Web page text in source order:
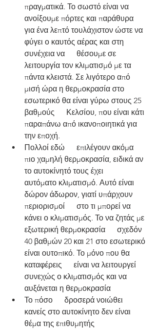
πραγματικά. Το σωστό είναι να
ανοίξουμε πόρτες και παράθυρα
για ένα λεπτό τουλάχιστον ώστε να
φύγει ο καυτός αέρας και στη
συνέχεια να      θέσουμε σε
λειτουργία τον κλιματισμό με τα
πάντα κλειστά. Σε λιγότερο από
μισή ώρα η θερμοκρασία στο
εσωτερικό θα είναι γύρω στους 25
βαθμούς      Κελσίου, που είναι κάτι
παραπάνω από ικανοποιητικά για
την εποχή.
Πολλοί εδώ      επιλέγουν ακόμα
πιο χαμηλή θερμοκρασία, ειδικά αν
το αυτοκίνητό τους έχει
αυτόματο κλιματισμό. Αυτό είναι
δώρον άδωρον, γιατί υπάρχουν
περιορισμοί      στο τι μπορεί να
κάνει ο κλιματισμός. Το να ζητάς με
εξωτερική θερμοκρασία      σχεδόν
40 βαθμών 20 και 21 στο εσωτερικό
είναι ουτοπικό. Το μόνο που θα
καταφέρεις      είναι να λειτουργεί
συνεχώς ο κλιματισμός και να
αυξάνεται η θερμοκρασία
Το πόσο      δροσερά νοιώθει
κανείς στο αυτοκίνητο δεν είναι
θέμα της επιθυμητής